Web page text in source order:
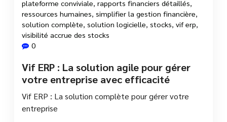
plateforme conviviale, rapports financiers détaillés,
ressources humaines, simplifier la gestion financière,
solution complète, solution logicielle, stocks, vif erp,
visibilité accrue des stocks
0
Vif ERP : La solution agile pour gérer
votre entreprise avec efficacité
Vif ERP : La solution complète pour gérer votre
entreprise